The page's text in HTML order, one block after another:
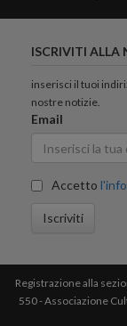
ISCRIVITI ALLA
inserisci il tuoi
nostre notizie.
Email
Accetto
Iscriviti
Registrazione alla
550 - Associazione